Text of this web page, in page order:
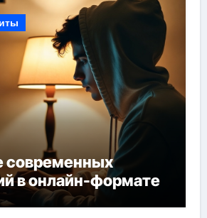
современных
в онлайн-формате